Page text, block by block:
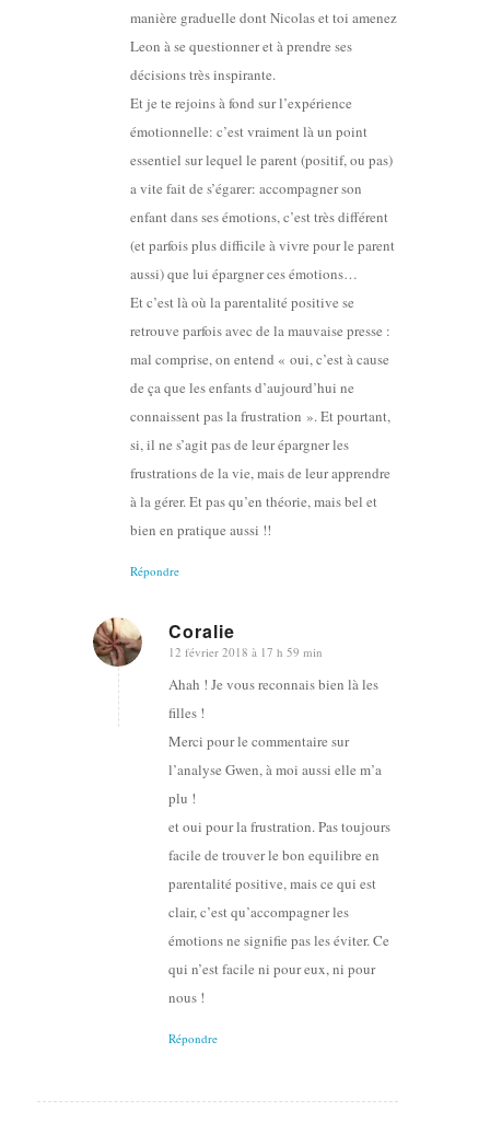
manière graduelle dont Nicolas et toi amenez
Leon à se questionner et à prendre ses
décisions très inspirante.
Et je te rejoins à fond sur l’expérience
émotionnelle: c’est vraiment là un point
essentiel sur lequel le parent (positif, ou pas)
a vite fait de s’égarer: accompagner son
enfant dans ses émotions, c’est très différent
(et parfois plus difficile à vivre pour le parent
aussi) que lui épargner ces émotions…
Et c’est là où la parentalité positive se
retrouve parfois avec de la mauvaise presse :
mal comprise, on entend « oui, c’est à cause
de ça que les enfants d’aujourd’hui ne
connaissent pas la frustration ». Et pourtant,
si, il ne s’agit pas de leur épargner les
frustrations de la vie, mais de leur apprendre
à la gérer. Et pas qu’en théorie, mais bel et
bien en pratique aussi !!
Répondre
Coralie
dit
12 février 2018 à 17 h 59 min
Ahah ! Je vous reconnais bien là les
filles !
Merci pour le commentaire sur
l’analyse Gwen, à moi aussi elle m’a
plu !
et oui pour la frustration. Pas toujours
facile de trouver le bon equilibre en
parentalité positive, mais ce qui est
clair, c’est qu’accompagner les
émotions ne signifie pas les éviter. Ce
qui n’est facile ni pour eux, ni pour
nous !
Répondre